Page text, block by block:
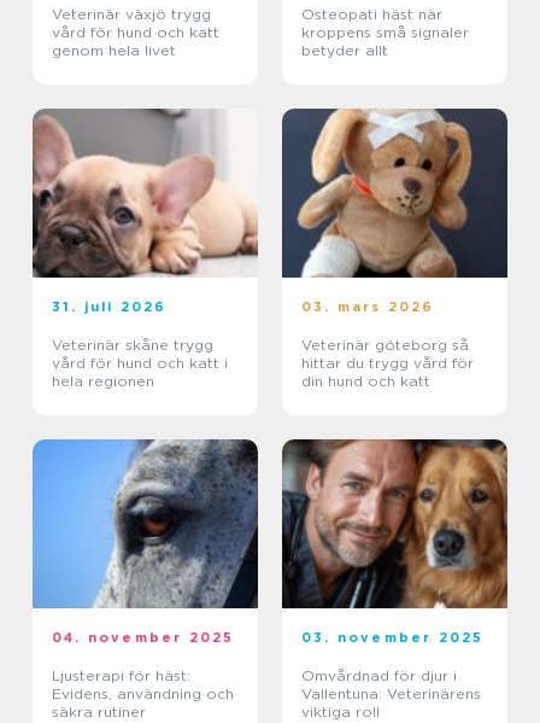
Veterinär växjö trygg
vård för hund och katt
genom hela livet
Osteopati häst när
kroppens små signaler
betyder allt
31. juli 2026
Veterinär skåne trygg
vård för hund och katt i
hela regionen
03. mars 2026
Veterinär göteborg så
hittar du trygg vård för
din hund och katt
04. november 2025
Ljusterapi för häst:
Evidens, användning och
säkra rutiner
03. november 2025
Omvårdnad för djur i
Vallentuna: Veterinärens
viktiga roll